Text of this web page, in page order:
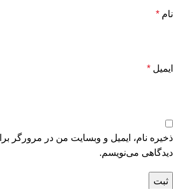
نام *
ایمیل *
ذخیره نام، ایمیل و وبسایت من در مرورگر
دیدگاهی می‌نویسم.